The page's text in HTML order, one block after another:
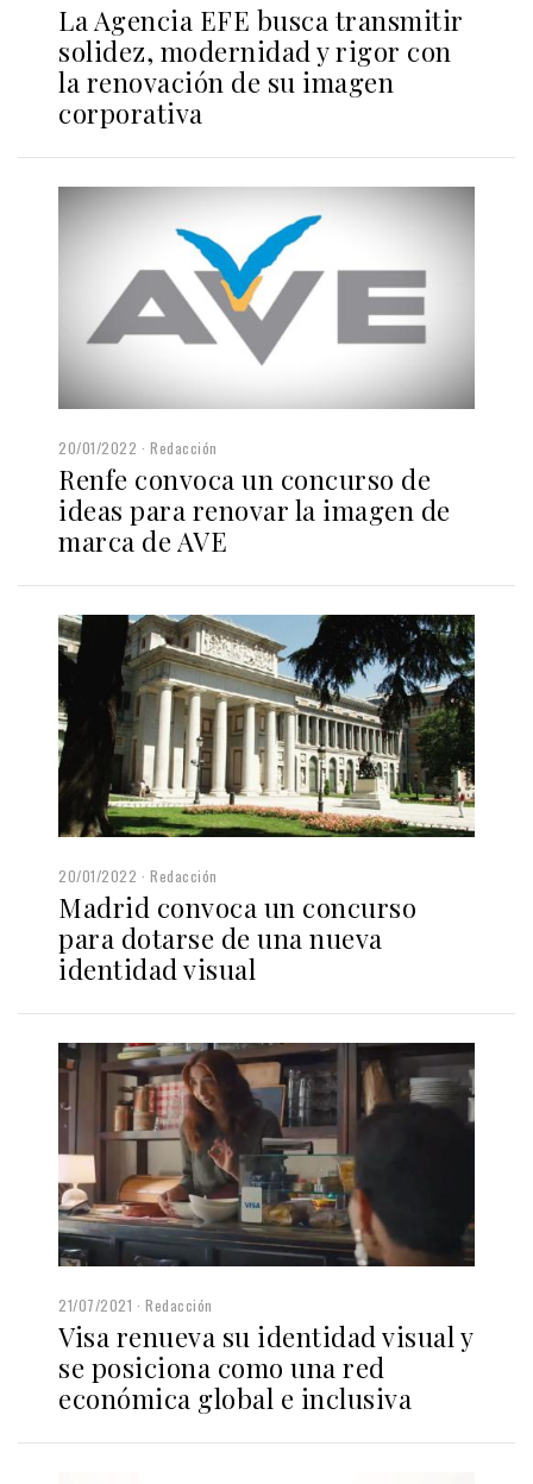
La Agencia EFE busca transmitir
solidez, modernidad y rigor con
la renovación de su imagen
corporativa
20/01/2022 Redacción
Renfe convoca un concurso de
ideas para renovar la imagen de
marca de AVE
20/01/2022 Redacción
Madrid convoca un concurso
para dotarse de una nueva
identidad visual
21/07/2021 Redacción
Visa renueva su identidad visual y
se posiciona como una red
económica global e inclusiva